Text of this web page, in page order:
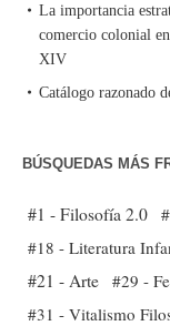
La importancia
comercio colonial
XIV
Catálogo razonado
BÚSQUEDAS MÁS
#1 - Filosofía 2.0
#18 - Literatura
#21 - Arte #29 -
#31 - Vitalismo